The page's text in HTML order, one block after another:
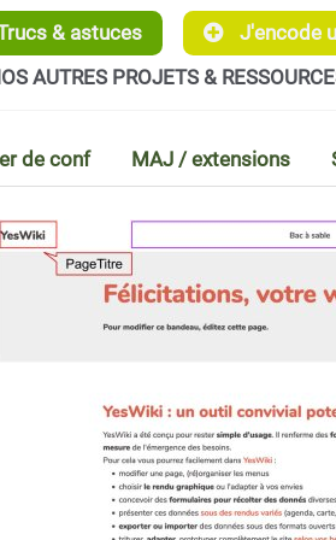
& astuces
J'encode
AUTRES PROJETS &
de conf MAJ / extensions